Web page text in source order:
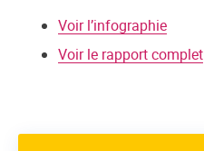
Voir l’infographie
Voir le rapport complet